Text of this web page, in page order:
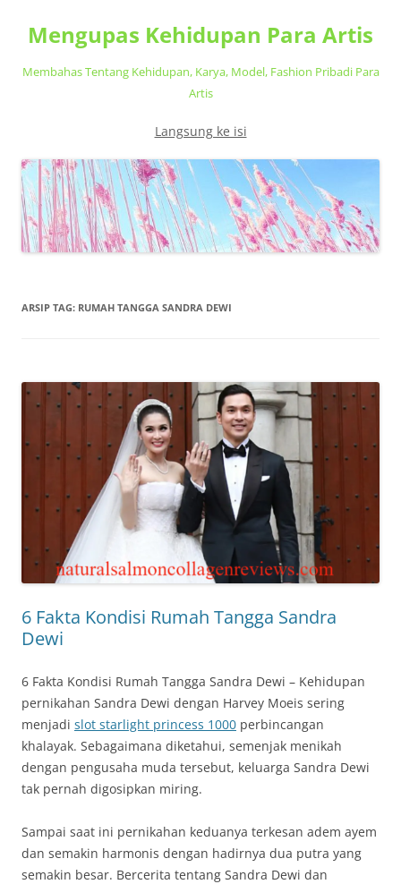
Mengupas Kehidupan Para Artis
Membahas Tentang Kehidupan, Karya, Model, Fashion Pribadi Para
Artis
Langsung ke isi
ARSIP TAG: RUMAH TANGGA SANDRA DEWI
6 Fakta Kondisi Rumah Tangga Sandra
Dewi
6 Fakta Kondisi Rumah Tangga Sandra Dewi – Kehidupan
pernikahan Sandra Dewi dengan Harvey Moeis sering
menjadi slot starlight princess 1000 perbincangan
khalayak. Sebagaimana diketahui, semenjak menikah
dengan pengusaha muda tersebut, keluarga Sandra Dewi
tak pernah digosipkan miring.
Sampai saat ini pernikahan keduanya terkesan adem ayem
dan semakin harmonis dengan hadirnya dua putra yang
semakin besar. Bercerita tentang Sandra Dewi dan